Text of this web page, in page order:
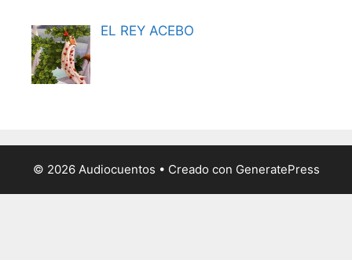
EL REY ACEBO
© 2026 Audiocuentos • Creado con GeneratePress